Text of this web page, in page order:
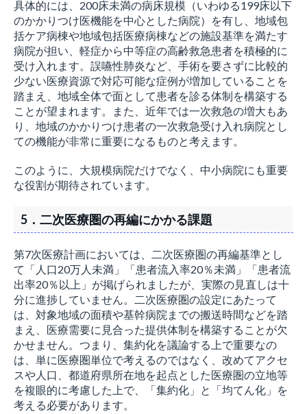
具体的には、200床未満の病床規模（いわゆる199床以下
のかかりつけ医機能を中心とした病院）を有し、地域包
括ケア病棟や地域包括医療病棟などの施設基準を満たす
病院が担い、軽症から中等症の高齢救急患者を積極的に
受け入れます。誤嚥性肺炎など、手術を要さずに比較的
少ない医療資源で対応可能な症例が増加していることを
踏まえ、地域全体で面として患者を診る体制を構築する
ことが望まれます。また、近年では一次救急の増大もあ
り、地域のかかりつけ患者の一次救急受け入れ病院とし
ての機能が非常に重要になるものと考えます。
このように、大規模病院だけでなく、中小病院にも重要
な役割が期待されています。
5．二次医療圏の再編にかかる課題
第7次医療計画においては、二次医療圏の再編基準とし
て「人口20万人未満」「患者流入率20％未満」「患者流
出率20％以上」が掲げられましたが、実際の見直しは十
分に進捗していません。二次医療圏の設定にあたって
は、対象地域の面積や基幹病院までの搬送時間などを踏
まえ、医療需要に見合った提供体制を構築することが欠
かせません。つまり、集約化を議論する上で重要なの
は、単に医療圏単位で考えるのではなく、改めてアクセ
スや人口、都道府県所在地を起点とした医療圏の立地等
を複眼的に考慮した上で、「集約化」と「均てん化」を
考える必要があります。